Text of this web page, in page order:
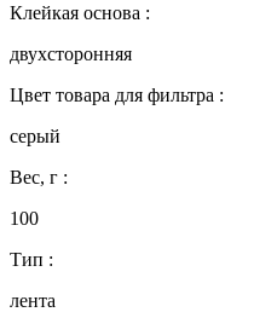
Клейкая основа :
двухсторонняя
Цвет товара для фильтра :
серый
Вес, г :
100
Тип :
лента